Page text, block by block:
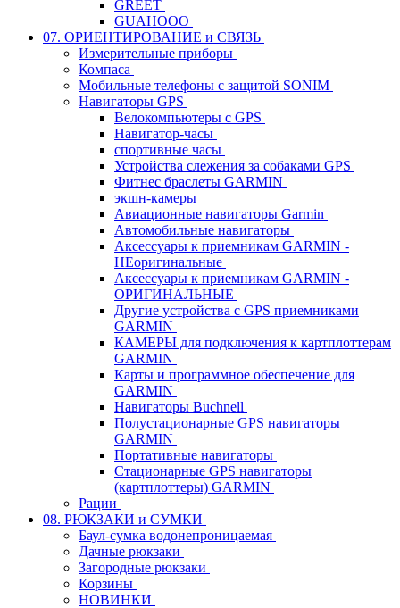
GREET
GUAHOOO
07. ОРИЕНТИРОВАНИЕ и СВЯЗЬ
Измерительные приборы
Компаса
Мобильные телефоны с защитой SONIM
Навигаторы GPS
Велокомпьютеры с GPS
Навигатор-часы
спортивные часы
Устройства слежения за собаками GPS
Фитнес браслеты GARMIN
экшн-камеры
Авиационные навигаторы Garmin
Автомобильные навигаторы
Аксессуары к приемникам GARMIN -
НЕоригинальные
Аксессуары к приемникам GARMIN -
ОРИГИНАЛЬНЫЕ
Другие устройства с GPS приемниками
GARMIN
КАМЕРЫ для подключения к картплоттерам
GARMIN
Карты и программное обеспечение для
GARMIN
Навигаторы Buchnell
Полустационарные GPS навигаторы
GARMIN
Портативные навигаторы
Стационарные GPS навигаторы
(картплоттеры) GARMIN
Рации
08. РЮКЗАКИ и СУМКИ
Баул-сумка водонепроницаемая
Дачные рюкзаки
Загородные рюкзаки
Корзины
НОВИНКИ